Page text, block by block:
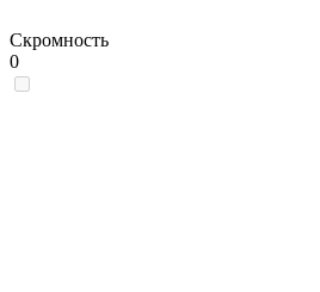
Скромность
0